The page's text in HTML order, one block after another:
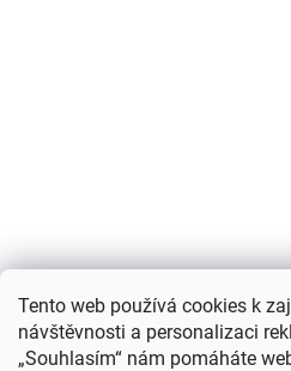
Tento web používá cookies k
návštěvnosti a personalizaci
„Souhlasím“ nám pomáháte
0KS /0